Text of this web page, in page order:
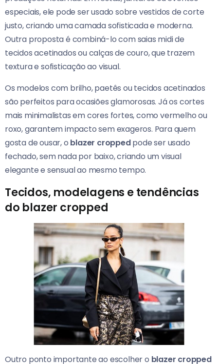
especiais, ele pode ser usado sobre vestidos de corte
justo, criando uma camada sofisticada e moderna.
Outra proposta é combiná-lo com saias midi de
tecidos acetinados ou calças de couro, que trazem
textura e sofisticação ao visual.
Os modelos com brilho, paetês ou tecidos acetinados
são perfeitos para ocasiões glamorosas. Já os cortes
mais minimalistas em cores fortes, como vermelho ou
roxo, garantem impacto sem exageros. Para quem
gosta de ousar, o blazer croppedpode ser usado
fechado, sem nada por baixo, criando um visual
elegante e sensual ao mesmo tempo.
Tecidos, modelagens e tendências
do blazer cropped
Outro ponto importante ao escolher o blazer cropped